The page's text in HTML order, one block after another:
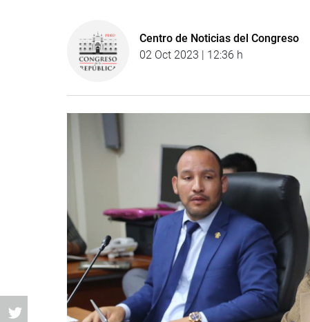
Centro de Noticias del Congreso
02 Oct 2023 | 12:36 h